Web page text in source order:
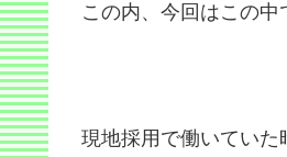
この内、今回はこの中
現地採用で働いていた